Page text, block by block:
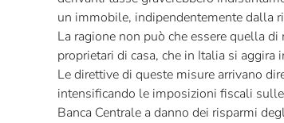
un immobile, indipendentemente dalla
La ragione non può che essere quella
proprietari di casa, che in Italia si
Le direttive di queste misure arrivano
intensificando le imposizioni fiscali
Banca Centrale a danno dei risparmi